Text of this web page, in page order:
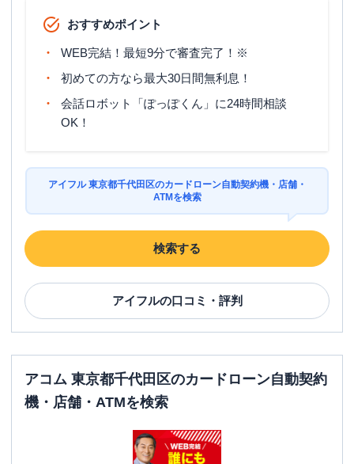
おすすめポイント
WEB完結！最短9分で審査完了！※
初めての方なら最大30日間無利息！
会話ロボット「ぽっぽくん」に24時間相談
OK！
アイフル 東京都千代田区のカードローン自動契約機・店舗・
ATMを検索
検索する
アイフルの口コミ・評判
アコム 東京都千代田区のカードローン自動契約
機・店舗・ATMを検索